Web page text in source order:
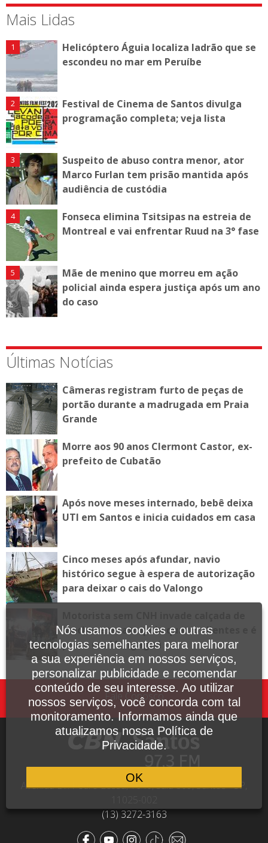
Mais Lidas
Helicóptero Águia localiza ladrão que se
escondeu no mar em Peruíbe
Festival de Cinema de Santos divulga
programação completa; veja lista
Suspeito de abuso contra menor, ator
Marco Furlan tem prisão mantida após
audiência de custódia
Fonseca elimina Tsitsipas na estreia de
Montreal e vai enfrentar Ruud na 3° fase
Mãe de menino que morreu em ação
policial ainda espera justiça após um ano
do caso
Últimas Notícias
Câmeras registram furto de peças de
portão durante a madrugada em Praia
Grande
Morre aos 90 anos Clermont Castor, ex-
prefeito de Cubatão
Após nove meses internado, bebê deixa
UTI em Santos e inicia cuidados em casa
Cinco meses após afundar, navio
histórico segue à espera de autorização
para deixar o cais do Valongo
lanchonete, atropela quatro clientes e é
preso em Mongaguá
Fale Conosco
Avenida Dr. Pedro Lessa, 1640, sala 809, Santos - SP,
(13) 3272-3163
Nós usamos cookies e outras
tecnologias semelhantes para melhorar
a sua experiência em nossos serviços,
personalizar publicidade e recomendar
conteúdo de seu interesse. Ao utilizar
nossos serviços, você concorda com tal
monitoramento. Informamos ainda que
atualizamos nossa Política de
Privacidade.
OK